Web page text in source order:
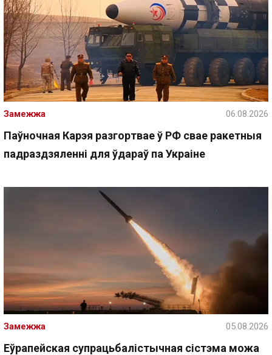
Паўночная Карэя разгортвае ў РФ свае ракетныя
падраздзяленні для ўдараў па Украіне
Замежжа 06.08.2026
Еўрапейская супрацьбалістычная сістэма можа
Замежжа 05.08.2026